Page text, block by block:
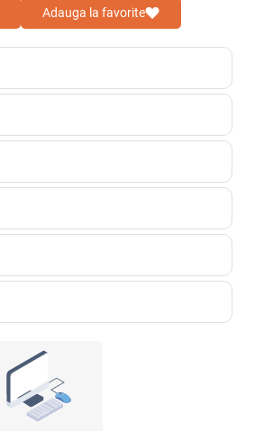
Adauga la favorite